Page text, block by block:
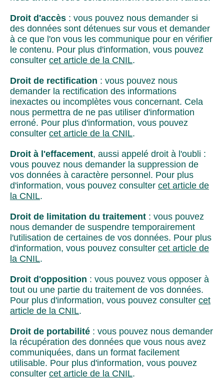
Droit d'accès : vous pouvez nous demander si
des données sont détenues sur vous et demander
à ce que l'on vous les communique pour en vérifier
le contenu. Pour plus d'information, vous pouvez
consulter cet article de la CNIL.
Droit de rectification : vous pouvez nous
demander la rectification des informations
inexactes ou incomplètes vous concernant. Cela
nous permettra de ne pas utiliser d'information
erroné. Pour plus d'information, vous pouvez
consulter cet article de la CNIL.
Droit à l'effacement, aussi appelé droit à l'oubli :
vous pouvez nous demander la suppression de
vos données à caractère personnel. Pour plus
d'information, vous pouvez consulter cet article de
la CNIL.
Droit de limitation du traitement : vous pouvez
nous demander de suspendre temporairement
l'utilisation de certaines de vos données. Pour plus
d'information, vous pouvez consulter cet article de
la CNIL.
Droit d'opposition : vous pouvez vous opposer à
tout ou une partie du traitement de vos données.
Pour plus d'information, vous pouvez consulter cet
article de la CNIL.
Droit de portabilité : vous pouvez nous demander
la récupération des données que vous nous avez
communiquées, dans un format facilement
utilisable. Pour plus d'information, vous pouvez
consulter cet article de la CNIL.